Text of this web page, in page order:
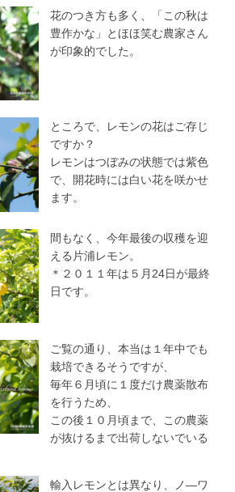
花のつき方も多く、「この秋は
豊作かな」とほほ笑む農家さん
が印象的でした。
ところで、レモンの花はご存じ
ですか？
レモンはつぼみの状態では紫色
で、開花時には白い花を咲かせ
ます。
間もなく、今年最後の収穫を迎
える片浦レモン。
＊２０１１年は５月24日が最終
日です。
ご覧の通り、本当は１年中でも
栽培できるそうですが、
毎年６月頃に１度だけ農薬散布
を行うため、
この後１０月頃まで、この農薬
が抜けるまで出荷しないでいる
輸入レモンとは異なり、ノ―ワ